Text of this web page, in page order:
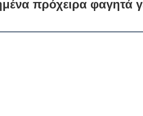
πρόχειρα φαγητά